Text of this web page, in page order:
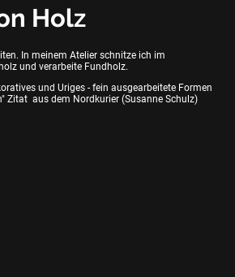
Holz
In meinem Atelier schnitze ich im
und verarbeite Fundholz.
und Uriges - fein ausgearbeitete Formen
Zitat aus dem Nordkurier (Susanne Schulz)